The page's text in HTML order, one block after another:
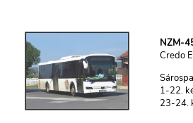
NZM-
Credo
1-22.
23-24.